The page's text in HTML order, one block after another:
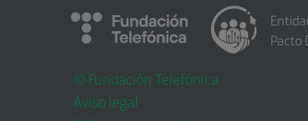
© Fundación Telefónica
Aviso legal
Pacto